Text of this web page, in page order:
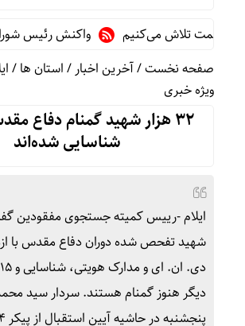
تلاش می‌کنیم
واکنش رئیس شورای
صفحه نخست/آخرین اخبار/استان ها/
ویژه خبری
۳۲ هزار شهید گمنام دفاع
شناسایی شده‌اند
شهید تفحص شده دوران دفاع مقدس با
دیگر هنوز گمنام هستند. سردار سید محمد